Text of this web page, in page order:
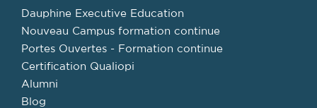
Dauphine Executive Education
Nouveau Campus formation continue
Portes Ouvertes - Formation continue
Certification Qualiopi
Alumni
Blog